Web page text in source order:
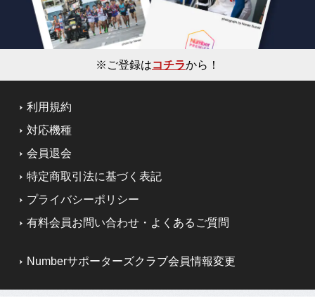
※ご登録はコチラから！
利用規約
対応機種
会員退会
特定商取引法に基づく表記
プライバシーポリシー
有料会員お問い合わせ・よくあるご質問
Numberサポーターズクラブ会員情報変更